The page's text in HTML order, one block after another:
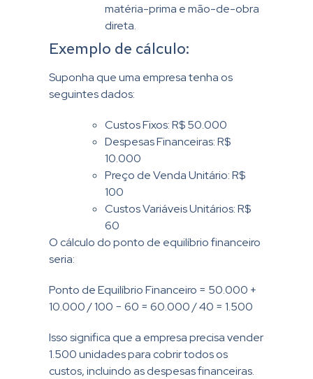
matéria-prima e mão-de-obra
direta.
Exemplo de cálculo:
Suponha que uma empresa tenha os
seguintes dados:
Custos Fixos: R$ 50.000
Despesas Financeiras: R$
10.000
Preço de Venda Unitário: R$
100
Custos Variáveis Unitários: R$
60
O cálculo do ponto de equilíbrio financeiro
seria:
Ponto de Equilíbrio Financeiro = 50.000 +
10.000 / 100 − 60 = 60.000 / 40 = 1.500
Isso significa que a empresa precisa vender
1.500 unidades para cobrir todos os
custos, incluindo as despesas financeiras.